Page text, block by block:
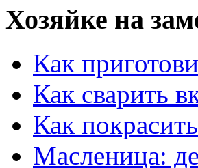
Хозяйке на
Как
Как сварить
Как
Масленица: